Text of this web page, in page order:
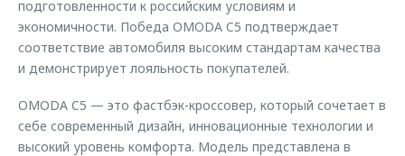
подготовленности к российским условиям и
экономичности. Победа OMODA C5 подтверждает
соответствие автомобиля высоким стандартам качества
и демонстрирует лояльность покупателей.
OMODA C5 — это фастбэк-кроссовер, который сочетает в
себе современный дизайн, инновационные технологии и
высокий уровень комфорта. Модель представлена в